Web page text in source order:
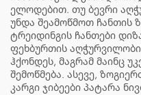
ელოდებით. თუ ბევრი
უნდა შეამოწმოთ ჩანთის
ტრეიდინგის ჩანთები
ფეხბურთის
ჰქონდეს, მაგრამ მაინც
შემოწმება. ასევე,
კარგი ჯიბეები პატარა